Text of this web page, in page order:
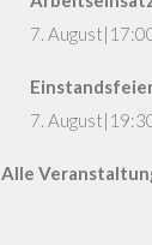
7.
7.
Alle